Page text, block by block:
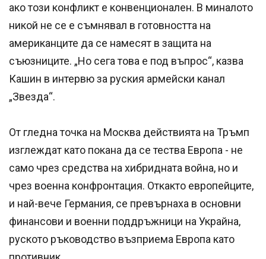
ако този конфликт е конвенционален. В миналото
никой не се е съмнявал в готовността на
американците да се намесят в защита на
съюзниците. „Но сега това е под въпрос“, казва
Кашин в интервю за руския армейски канал
„Звезда“.
От гледна точка на Москва действията на Тръмп
изглеждат като покана да се тества Европа - не
само чрез средства на хибридната война, но и
чрез военна конфронтация. Откакто европейците,
и най-вече Германия, се превърнаха в основни
финансови и военни поддръжници на Украйна,
руското ръководство възприема Европа като